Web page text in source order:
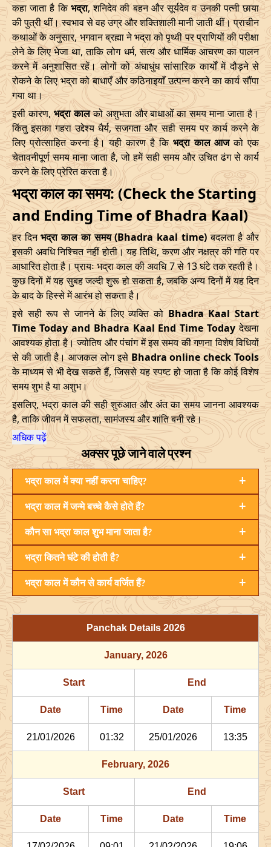
25/03/2026 13:49 Swarglok 26/03/2026
28/03/2026 20:16 Mrityulok 29/03/2026
April, 2026
Start
Bhadra
Name
Date Time Date
01/04/2026 07:07 Mrityulok 01/04/2026
04/04/2026 23:04 Patallok 05/04/2026
08/04/2026 19:01 Patallok 09/04/2026
12/04/2026 12:56 Patallok 13/04/2026
15/04/2026 22:32 Mrityulok 16/04/2026
20/04/2026 17:51 Swarglok 21/04/2026
23/04/2026 20:49 Mrityulok 24/04/2026
27/04/2026 06:10 Mrityulok 27/04/2026
30/04/2026 21:12 Patallok 01/05/2026
May, 2026
Start
Bhadra
Name
End
Date Time Date
04/05/2026 16:12 Swarglok
08/05/2026 12:21 Patallok
12/05/2026 03:08 Mrityulok
15/05/2026 08:31
20/05/2026
23/05/2026 05:04 Mrityulok 23/05/2026
26/05/2026 17:45 Patallok 27/05/2026
30/05/2026 11:57 Swarglok 31/05/2026
June, 2026
Start
Bhadra
End
Date Time Date
03/06/2026 08:11 Patallok 03/06/2026
07/06/2026 02:42 Mrityulok 07/06/2026
10/06/2026 13:46 Mrityulok 11/06/2026
कहा जाता है किभद्रा, शनिदेव की बहन और सूर्यदेव व उनकी पत्नी छाया
की पुत्री थीं। स्वभाव से वह उग्र और शक्तिशाली मानी जाती थीं। प्राचीन
कथाओं के अनुसार, भगवान ब्रह्मा ने भद्रा को पृथ्वी पर प्राणियों की परीक्षा
लेने के लिए भेजा था, ताकि लोग धर्म, सत्य और धार्मिक आचरण का पालन
करने में अनुशासित रहें। लोगों को अंधाधुंध सांसारिक कार्यों में दौड़ने से
रोकने के लिए भद्रा को बाधाएँ और कठिनाइयाँ उत्पन्न करने का कार्य सौंपा
गया था।
इसी कारण,भद्रा कालको अशुभता और बाधाओं का समय माना जाता है।
किंतु इसका गहरा उद्देश्य धैर्य, सजगता और सही समय पर कार्य करने के
लिए प्रोत्साहित करना है। यही कारण है किभद्रा काल आजको एक
चेतावनीपूर्ण समय माना जाता है, जो हमें सही समय और उचित ढंग से कार्य
करने के लिए प्रेरित करता है।
भद्रा काल का समय: (Check the Starting
and Ending Time of Bhadra Kaal)
हर दिनभद्रा काल का समय (Bhadra kaal time)बदलता है और
इसकी अवधि निश्चित नहीं होती। यह तिथि, करण और नक्षत्र की गति पर
आधारित होता है। प्रायः भद्रा काल की अवधि 7 से 13 घंटे तक रहती है।
कुछ दिनों में यह सुबह जल्दी शुरू हो सकता है, जबकि अन्य दिनों में यह दिन
के बाद के हिस्से में आरंभ हो सकता है।
इसे सही रूप से जानने के लिए व्यक्ति को Bhadra Kaal Start
Time Today and Bhadra Kaal End Time Todayदेखना
आवश्यक होता है। ज्योतिष और पंचांग में इस समय की गणना विशेष विधियों
से की जाती है। आजकल लोग इसे Bhadra online check Tools
के माध्यम से भी देख सकते हैं, जिससे यह स्पष्ट हो जाता है कि कोई विशेष
समय शुभ है या अशुभ।
इसलिए, भद्रा काल की सही शुरुआत और अंत का समय जानना आवश्यक
है, ताकि जीवन में सफलता, सामंजस्य और शांति बनी रहे।
अधिक पढ़ें
अक्सर पूछे जाने वाले प्रश्न
भद्रा काल में क्या नहीं करना चाहिए? +
भद्रा काल में जन्मे बच्चे कैसे होते हैं? +
कौन सा भद्रा काल शुभ माना जाता है? +
भद्रा कितने घंटे की होती है? +
भद्रा काल में कौन से कार्य वर्जित हैं? +
Panchak Details2026
January, 2026
Start End
Date Time Date Time
21/01/2026 01:32 25/01/2026 13:35
February, 2026
Start End
Date Time Date Time